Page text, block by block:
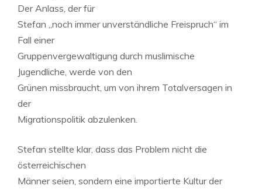
Der Anlass, der für
Stefan „noch immer unverständliche Freispruch“ im
Fall einer
Gruppenvergewaltigung durch muslimische
Jugendliche, werde von den
Grünen missbraucht, um von ihrem Totalversagen in
der
Migrationspolitik abzulenken.
Stefan stellte klar, dass das Problem nicht die
österreichischen
Männer seien, sondern eine importierte Kultur der